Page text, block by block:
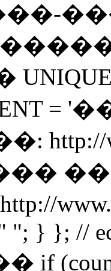
�����
(
"; } }; //